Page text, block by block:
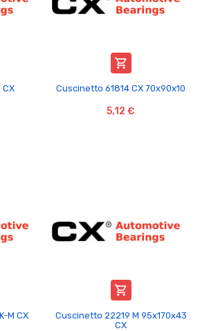

Cuscinetto 61814 CX 70x90x10
5,12 €
M CX

Cuscinetto 22219 M 95x170x43
CX